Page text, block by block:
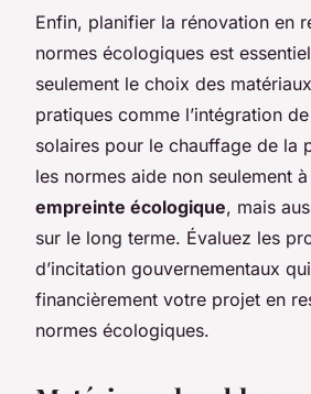
Enfin, planifier la rénovation en
normes écologiques est
seulement le choix des
pratiques comme l’intégration
solaires pour le chauffage de la
les normes aide non seulement
empreinte écologique, mais
sur le long terme. Évaluez les
d’incitation gouvernementaux
financièrement votre projet en
normes écologiques.